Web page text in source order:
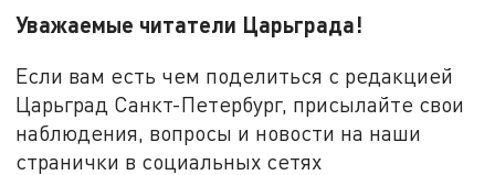
Уважаемые читатели Царьграда!
Если вам есть чем поделиться с редакцией
Царьград Санкт-Петербург, присылайте свои
наблюдения, вопросы и новости на наши
странички в социальных сетях